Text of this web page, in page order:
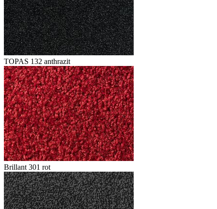
TOPAS 132 anthrazit
Brillant 301 rot